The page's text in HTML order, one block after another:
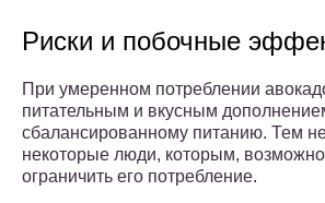
Риски и побочные
При умеренном потреблении
питательным и вкусным
сбалансированному питанию. Тем
некоторые люди, которым,
ограничить его потребление.